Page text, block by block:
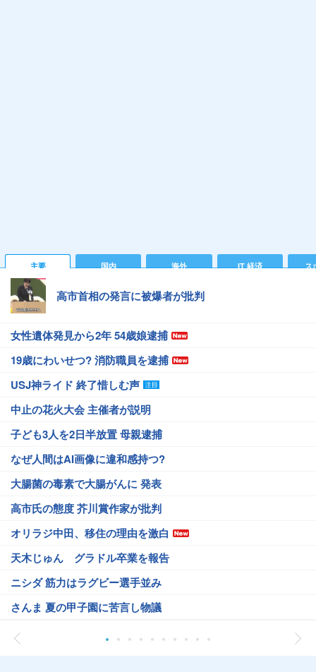
主要 国内 海外 IT 経済 ス
高市首相の発言に被爆者が批判
女性遺体発見から2年 54歳娘逮捕
19歳にわいせつ? 消防職員を逮捕
USJ神ライド 終了惜しむ声
中止の花火大会 主催者が説明
子ども3人を2日半放置 母親逮捕
なぜ人間はAI画像に違和感持つ?
大腸菌の毒素で大腸がんに 発表
高市氏の態度 芥川賞作家が批判
オリラジ中田、移住の理由を激白
天木じゅん グラドル卒業を報告
ニシダ 筋力はラグビー選手並み
さんま 夏の甲子園に苦言し物議